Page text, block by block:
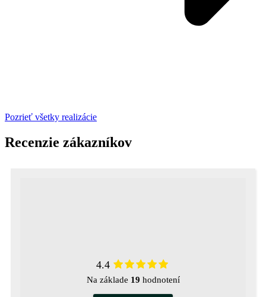
Pozrieť všetky realizácie
Recenzie zákazníkov
4.4
Na základe 19 hodnotení